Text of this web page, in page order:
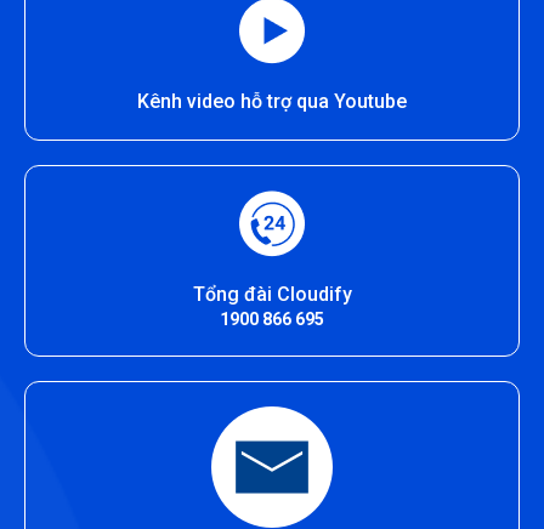
Kênh video hỗ trợ qua Youtube
Tổng đài Cloudify
1900 866 695